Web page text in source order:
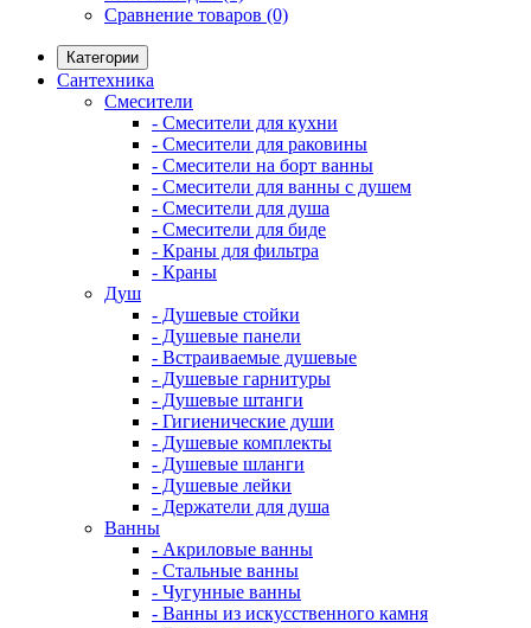
Сравнение товаров (0)
Категории
Сантехника
Смесители
- Смесители для кухни
- Смесители для раковины
- Смесители на борт ванны
- Смесители для ванны с душем
- Смесители для душа
- Смесители для биде
- Краны для фильтра
- Краны
Душ
- Душевые стойки
- Душевые панели
- Встраиваемые душевые
- Душевые гарнитуры
- Душевые штанги
- Гигиенические души
- Душевые комплекты
- Душевые шланги
- Душевые лейки
- Держатели для душа
Ванны
- Акриловые ванны
- Стальные ванны
- Чугунные ванны
- Ванны из искусственного камня